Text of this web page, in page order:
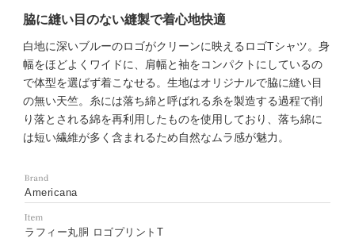
脇に縫い目のない縫製で着心地快適
白地に深いブルーのロゴがクリーンに映えるロゴTシャツ。身
幅をほどよくワイドに、肩幅と袖をコンパクトにしているの
で体型を選ばず着こなせる。生地はオリジナルで脇に縫い目
の無い天竺。糸には落ち綿と呼ばれる糸を製造する過程で削
り落とされる綿を再利用したものを使用しており、落ち綿に
は短い繊維が多く含まれるため自然なムラ感が魅力。
Americana
ラフィー丸胴 ロゴプリントT